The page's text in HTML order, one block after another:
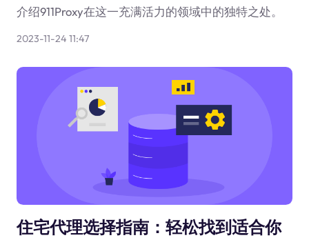
介绍911Proxy在这一充满活力的领域中的独特之处。
2023-11-24 11:47
住宅代理选择指南：轻松找到适合你